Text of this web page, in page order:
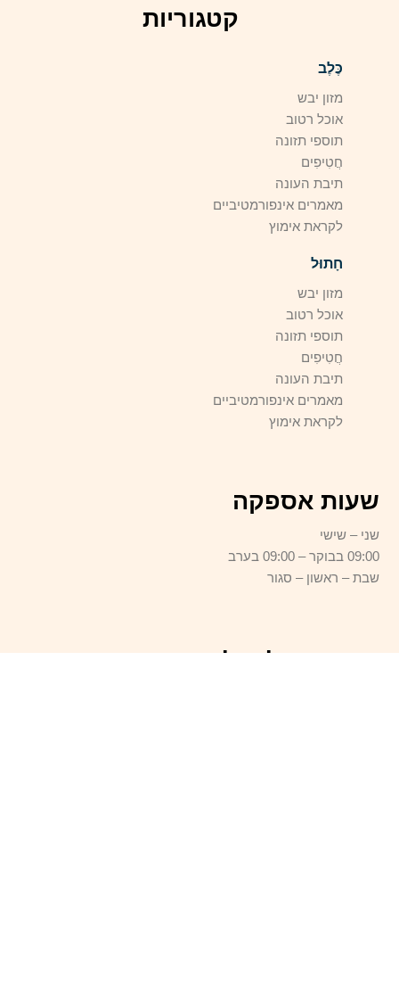
קטגוריות
כֶּלֶב
מזון יבש
אוכל רטוב
תוספי תזונה
חֲטִיפִים
תיבת העונה
מאמרים אינפורמטיביים
לקראת אימוץ
חָתוּל
מזון יבש
אוכל רטוב
תוספי תזונה
חֲטִיפִים
תיבת העונה
מאמרים אינפורמטיביים
לקראת אימוץ
שעות אספקה
שני – שישי
09:00 בבוקר – 09:00 בערב
שבת – ראשון – סגור
אני רוצה לקבל הצעות מ-